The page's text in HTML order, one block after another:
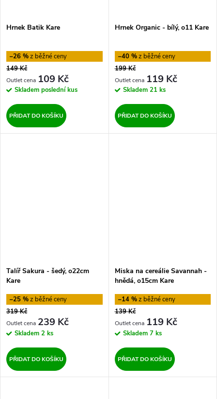
Hrnek Batik Kare
–26 %
149 Kč
109 Kč
Skladem poslední kus
PŘIDAT DO KOŠÍKU
Hrnek Organic - bílý, o11 Kare
–40 %
199 Kč
119 Kč
Skladem 21 ks
PŘIDAT DO KOŠÍKU
Talíř Sakura - šedý, o22cm
Kare
–25 %
319 Kč
239 Kč
Skladem 2 ks
PŘIDAT DO KOŠÍKU
Miska na cereálie Savannah -
hnědá, o15cm Kare
–14 %
139 Kč
119 Kč
Skladem 7 ks
PŘIDAT DO KOŠÍKU